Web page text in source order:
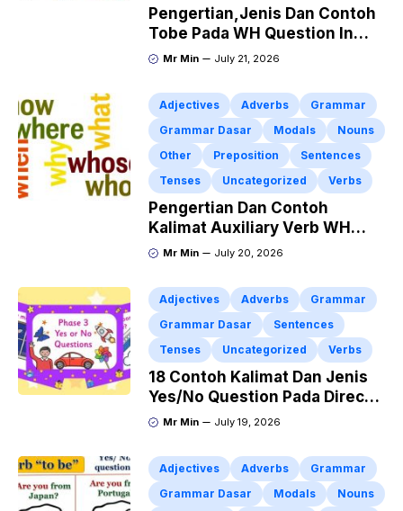
Pengertian,Jenis Dan Contoh
Tobe Pada WH Question In
Direct Indirect Speech
Mr Min July 21, 2026
Adjectives Adverbs
Grammar
Grammar Dasar
Modals
Nouns
Other
Preposition
Sentences
Tenses
Uncategorized Verbs
Pengertian Dan Contoh
Kalimat Auxiliary Verb WH
Question Pada Direct Indirect
Mr Min July 20, 2026
Adjectives Adverbs
Grammar
Grammar Dasar
Sentences
Tenses
Uncategorized Verbs
18 Contoh Kalimat Dan Jenis
Yes/No Question Pada Direct
Indirect Speech
Mr Min July 19, 2026
Adjectives Adverbs
Grammar
Grammar Dasar
Modals
Nouns